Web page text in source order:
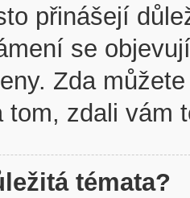
přinášejí
se
Zda
tom, zdali vám
témata?